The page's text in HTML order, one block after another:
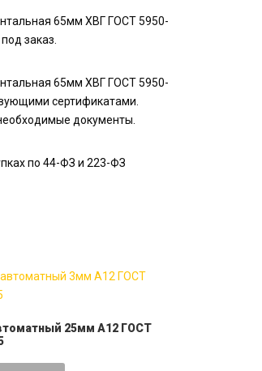
65мм ХВГ ГОСТ 5950-
заказ.
65мм ХВГ ГОСТ 5950-
сертификатами.
документы.
по 44-ФЗ и 223-ФЗ
25мм А12 ГОСТ